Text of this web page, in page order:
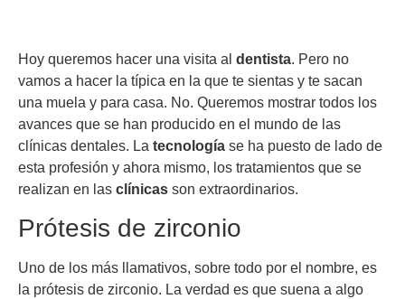
Hoy queremos hacer una visita al dentista. Pero no
vamos a hacer la típica en la que te sientas y te sacan
una muela y para casa. No. Queremos mostrar todos los
avances que se han producido en el mundo de las
clínicas dentales. La tecnología se ha puesto de lado de
esta profesión y ahora mismo, los tratamientos que se
realizan en las clínicas son extraordinarios.
Prótesis de zirconio
Uno de los más llamativos, sobre todo por el nombre, es
la prótesis de zirconio. La verdad es que suena a algo